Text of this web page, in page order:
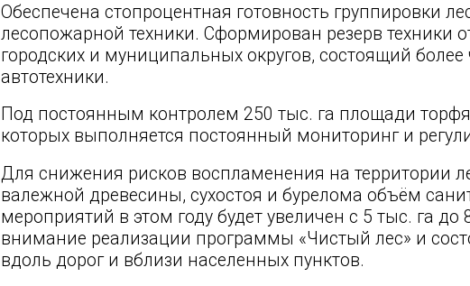
Обеспечена стопроцентная готовность группировки
лесопожарной техники. Сформирован резерв техники
городских и муниципальных округов, состоящий
автотехники.
Под постоянным контролем 250 тыс. га площади
которых выполняется постоянный мониторинг и
Для снижения рисков воспламенения на территории
валежной древесины, сухостоя и бурелома объём
мероприятий в этом году будет увеличен с 5 тыс. га до
внимание реализации программы «Чистый лес» и
вдоль дорог и вблизи населенных пунктов.